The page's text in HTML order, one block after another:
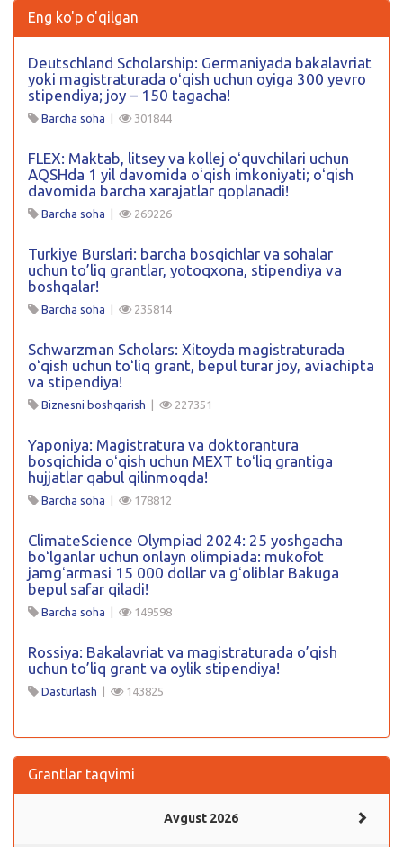
Eng ko'p o'qilgan
Deutschland Scholarship: Germaniyada bakalavriat
yoki magistraturada oʻqish uchun oyiga 300 yevro
stipendiya; joy – 150 tagacha!
Barcha soha 301844
FLEX: Maktab, litsey va kollej oʻquvchilari uchun
AQSHda 1 yil davomida oʻqish imkoniyati; oʻqish
davomida barcha xarajatlar qoplanadi!
Barcha soha 269226
Turkiye Burslari: barcha bosqichlar va sohalar
uchun to’liq grantlar, yotoqxona, stipendiya va
boshqalar!
Barcha soha 235814
Schwarzman Scholars: Xitoyda magistraturada
oʻqish uchun toʻliq grant, bepul turar joy, aviachipta
va stipendiya!
Biznesni boshqarish 227351
Yaponiya: Magistratura va doktorantura
bosqichida oʻqish uchun MEXT toʻliq grantiga
hujjatlar qabul qilinmoqda!
Barcha soha 178812
ClimateScience Olympiad 2024: 25 yoshgacha
boʻlganlar uchun onlayn olimpiada: mukofot
jamgʻarmasi 15 000 dollar va gʻoliblar Bakuga
bepul safar qiladi!
Barcha soha 149598
Rossiya: Bakalavriat va magistraturada o’qish
uchun to’liq grant va oylik stipendiya!
Dasturlash 143825
Grantlar taqvimi
Avgust 2026